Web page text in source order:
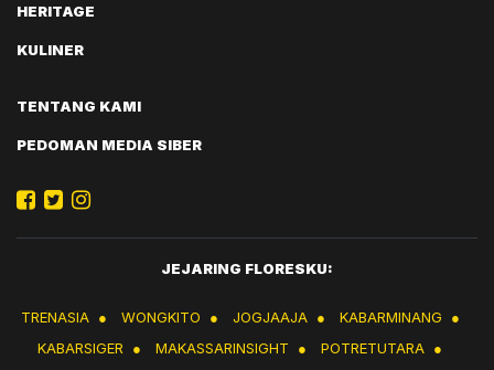
HERITAGE
KULINER
TENTANG KAMI
PEDOMAN MEDIA SIBER
JEJARING FLORESKU:
TRENASIA ● WONGKITO ● JOGJAAJA ● KABARMINANG
●
KABARSIGER
● MAKASSARINSIGHT ● POTRETUTARA ●